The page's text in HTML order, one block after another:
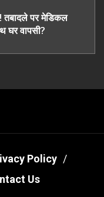
तबादले पर मेडिकल
घर वापसी?
Policy
Us